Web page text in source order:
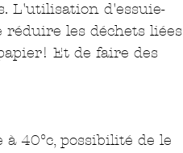
L'utilisation d'essuie-
les déchets liées
Et de faire des
40°c, possibilité de le